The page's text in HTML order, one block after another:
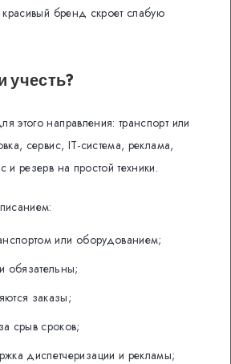
бренд скроет слабую
учесть?
этого направления: транспорт или
сервис, IT-система, реклама,
резерв на простой техники.
или оборудованием;
обязательны;
заказы;
срыв сроков;
диспетчеризации и рекламы;